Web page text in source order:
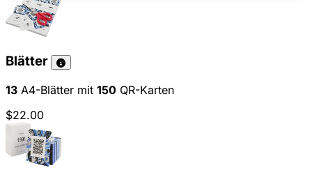
Blätter
13 A4-Blätter mit 150 QR-Karten
$22.00